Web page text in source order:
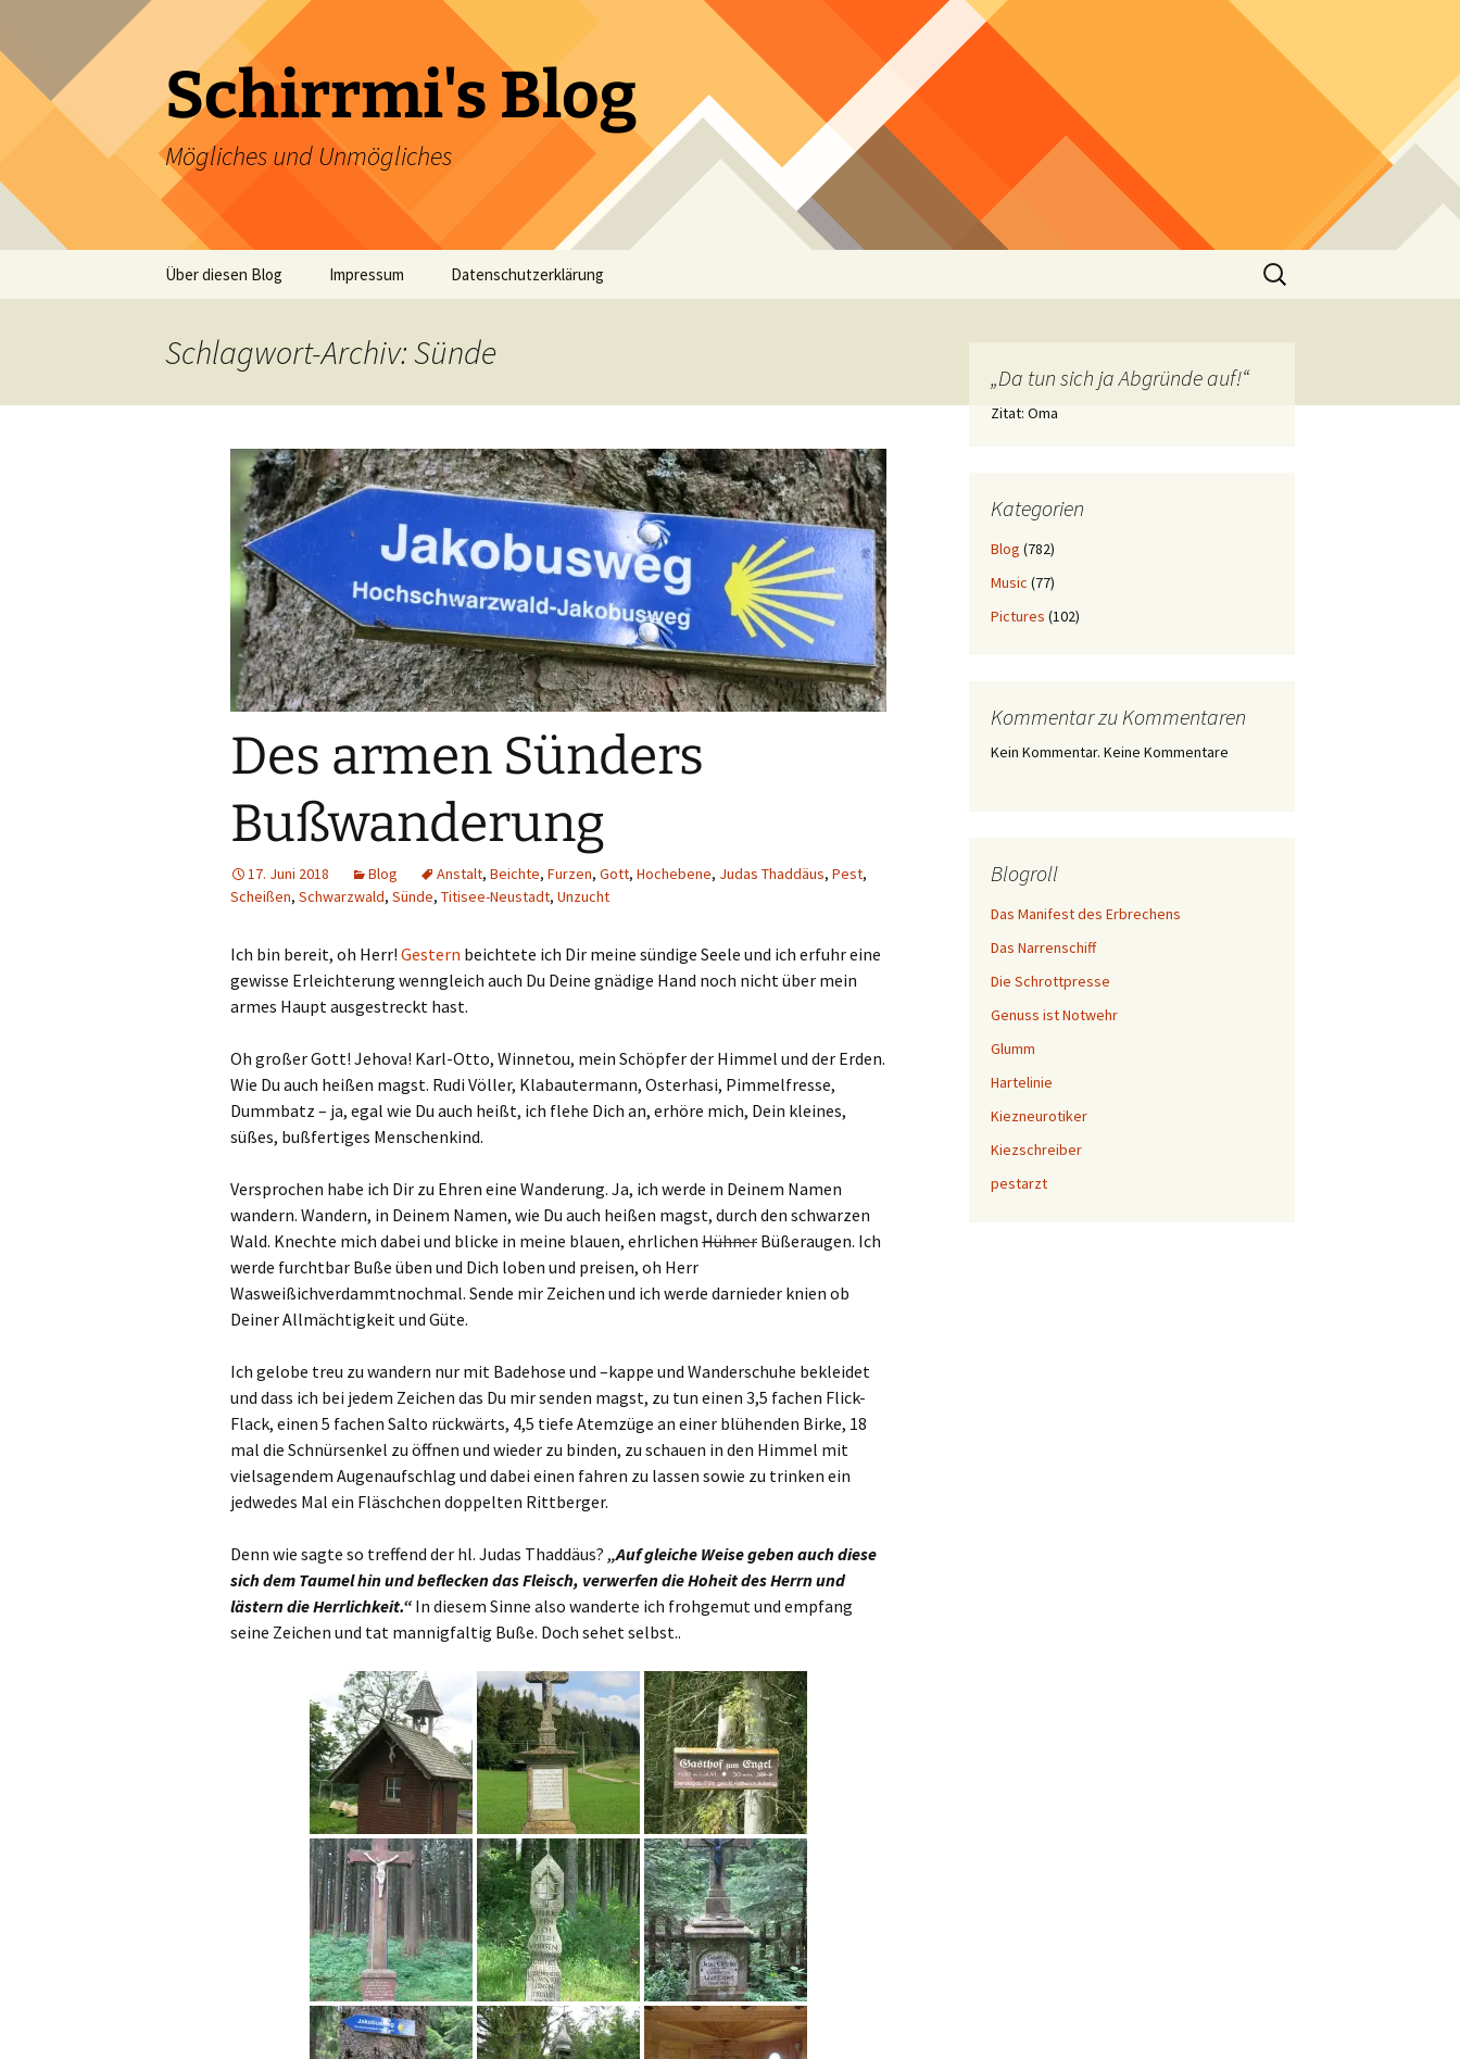
springen
Schirrmi's Blog
Mögliches und Unmögliches
Über diesen Blog Impressum Datenschutzerklärung
Suchen
nach:
Schlagwort-Archiv: Sünde
Des armen Sünders
Bußwanderung
17. Juni 2018 Blog Anstalt, Beichte, Furzen, Gott, Hochebene, Judas Thaddäus, Pest,
Scheißen, Schwarzwald, Sünde, Titisee-Neustadt, Unzucht
Ich bin bereit, oh Herr! Gestern beichtete ich Dir meine sündige Seele und ich erfuhr eine
gewisse Erleichterung wenngleich auch Du Deine gnädige Hand noch nicht über mein
armes Haupt ausgestreckt hast.
Oh großer Gott! Jehova! Karl-Otto, Winnetou, mein Schöpfer der Himmel und der Erden.
Wie Du auch heißen magst. Rudi Völler, Klabautermann, Osterhasi, Pimmelfresse,
Dummbatz – ja, egal wie Du auch heißt, ich flehe Dich an, erhöre mich, Dein kleines,
süßes, bußfertiges Menschenkind.
Versprochen habe ich Dir zu Ehren eine Wanderung. Ja, ich werde in Deinem Namen
wandern. Wandern, in Deinem Namen, wie Du auch heißen magst, durch den schwarzen
Wald. Knechte mich dabei und blicke in meine blauen, ehrlichen Hühner Büßeraugen. Ich
werde furchtbar Buße üben und Dich loben und preisen, oh Herr
Wasweißichverdammtnochmal. Sende mir Zeichen und ich werde darnieder knien ob
Deiner Allmächtigkeit und Güte.
Ich gelobe treu zu wandern nur mit Badehose und –kappe und Wanderschuhe bekleidet
und dass ich bei jedem Zeichen das Du mir senden magst, zu tun einen 3,5 fachen Flick-
Flack, einen 5 fachen Salto rückwärts, 4,5 tiefe Atemzüge an einer blühenden Birke, 18
mal die Schnürsenkel zu öffnen und wieder zu binden, zu schauen in den Himmel mit
vielsagendem Augenaufschlag und dabei einen fahren zu lassen sowie zu trinken ein
jedwedes Mal ein Fläschchen doppelten Rittberger.
Denn wie sagte so treffend der hl. Judas Thaddäus? „Auf gleiche Weise geben auch diese
sich dem Taumel hin und beflecken das Fleisch, verwerfen die Hoheit des Herrn und
lästern die Herrlichkeit.“ In diesem Sinne also wanderte ich frohgemut und empfang
seine Zeichen und tat mannigfaltig Buße. Doch sehet selbst..
„Da tun sich ja Abgründe auf!“
Zitat: Oma
Kategorien
Blog (782)
Music (77)
Pictures (102)
Kommentar zu Kommentaren
Kein Kommentar. Keine Kommentare
Blogroll
Das Manifest des Erbrechens
Das Narrenschiff
Die Schrottpresse
Genuss ist Notwehr
Glumm
Hartelinie
Kiezneurotiker
Kiezschreiber
pestarzt